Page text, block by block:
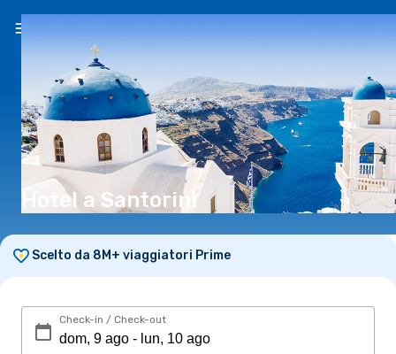
Hotel a Santorini
Scelto da 8M+ viaggiatori Prime
Check-in / Check-out